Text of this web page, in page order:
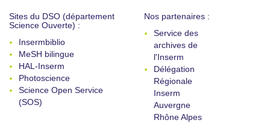
Sites du DSO (département
Science Ouverte) :
Insermbiblio
MeSH bilingue
HAL-Inserm
Photoscience
Science Open Service
(SOS)
Nos partenaires :
Service des
archives de
l'Inserm
Délégation
Régionale
Inserm
Auvergne
Rhône Alpes